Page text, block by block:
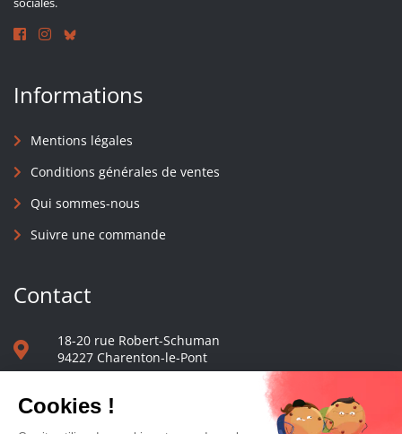
Informations
Mentions légales
Conditions générales de ventes
Qui sommes-nous
Suivre une commande
Contact
18-20 rue Robert-Schuman
94227 Charenton-le-Pont